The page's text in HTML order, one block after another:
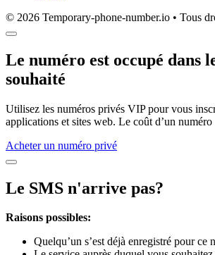
© 2026 Temporary-phone-number.io • Tous
Le numéro est occupé dans
souhaité
Utilisez les numéros privés VIP pour vous
applications et sites web. Le coût d’un numéro
Acheter un numéro privé
Le SMS n'arrive pas?
Raisons possibles:
Quelqu’un s’est déjà enregistré pour ce